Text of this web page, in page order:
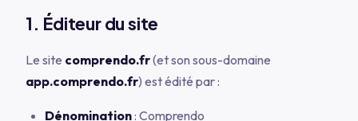
1. Éditeur du site
Le site comprendo.fr(et son sous-domaine
app.comprendo.fr) est édité par :
Dénomination: Comprendo